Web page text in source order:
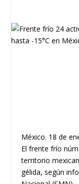
México. 18 de
El frente frío
territorio
gélida, según